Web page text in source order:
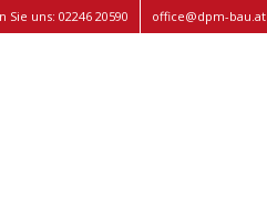
Sie uns: 02246 20590 office@dpm-bau.at